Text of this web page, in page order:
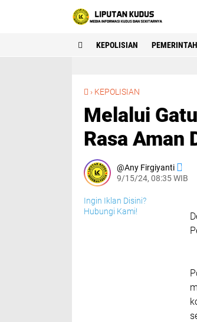
KEPOLISIAN
› KEPOLISIAN
Melalui
Rasa Aman
Any Firgiyanti
9/15/24, 08:35 WIB
Ingin Iklan Disini?
Hubungi Kami!